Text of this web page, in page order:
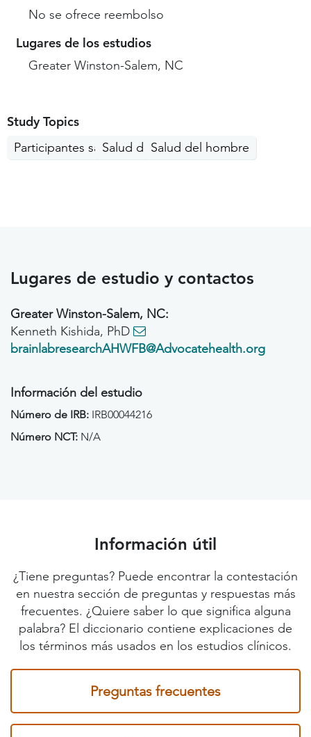
No se ofrece reembolso
Lugares de los estudios
Greater Winston-Salem, NC
Study Topics
Participantes saludablesSalud de la mujerSalud del hombre
Lugares de estudio y contactos
Greater Winston-Salem, NC:
Kenneth Kishida, PhD
brainlabresearchAHWFB@Advocatehealth.org
Información del estudio
Número de IRB: IRB00044216
Número NCT: N/A
Información útil
¿Tiene preguntas? Puede encontrar la contestación
en nuestra sección de preguntas y respuestas más
frecuentes. ¿Quiere saber lo que significa alguna
palabra? El diccionario contiene explicaciones de
los términos más usados en los estudios clínicos.
Preguntas frecuentes